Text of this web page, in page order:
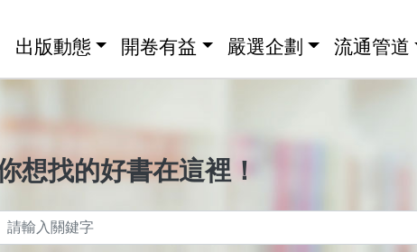
出版動態 開卷有益 嚴選企劃 流通管道
想找的好書在這裡！